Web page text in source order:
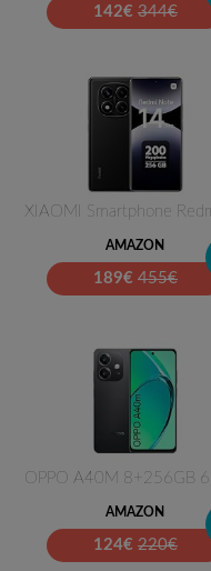
142€ 344€
AMAZON
189€ 455€
AMAZON
124€ 220€